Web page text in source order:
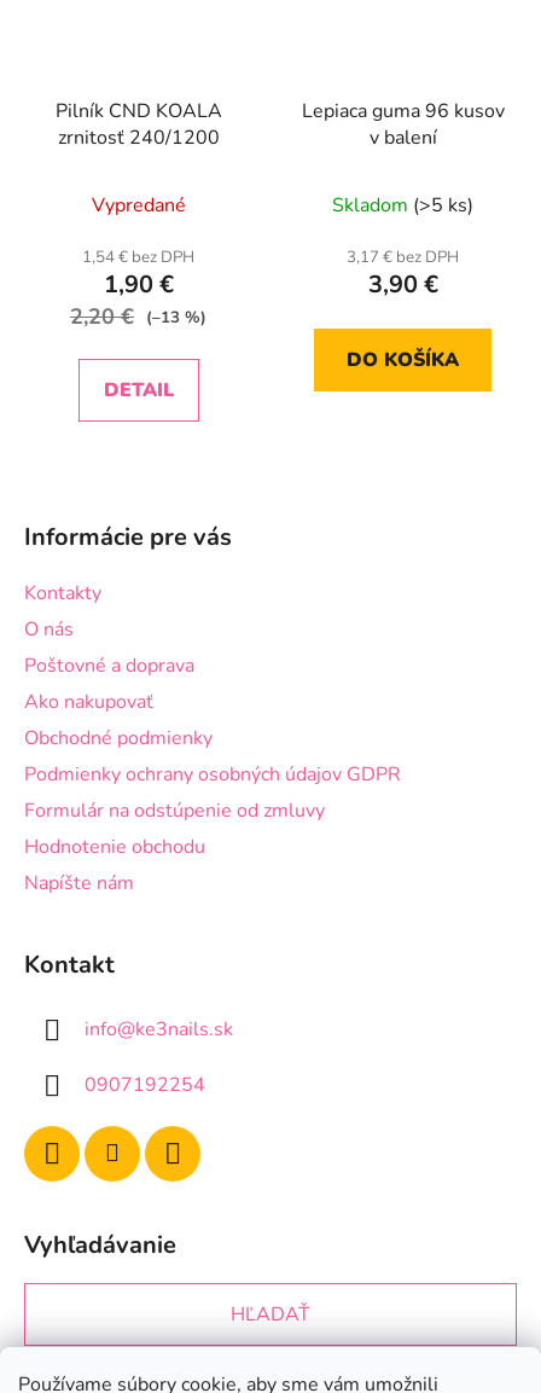
Používame súbory cookie, aby sme vám umožnili
Pilník CND KOALA
zrnitosť 240/1200
Vypredané
1,54 € bez DPH
1,90 €
2,20 € (–13 %)
DETAIL
Lepiaca guma 96 kusov
v balení
Skladom (>5 ks)
3,17 € bez DPH
3,90 €
DO KOŠÍKA
Informácie pre vás
Kontakty
O nás
Poštovné a doprava
Ako nakupovať
Obchodné podmienky
Podmienky ochrany osobných údajov GDPR
Formulár na odstúpenie od zmluvy
Hodnotenie obchodu
Napíšte nám
Kontakt
info@ke3nails.sk
0907192254
Vyhľadávanie
HĽADAŤ